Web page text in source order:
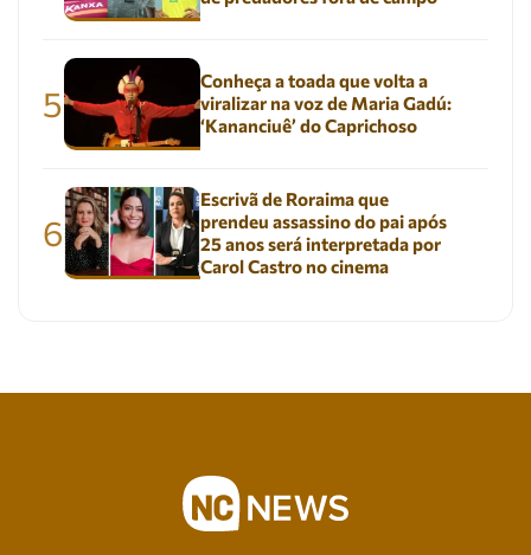
5
Conheça a toada que volta a
viralizar na voz de Maria Gadú:
‘Kananciuê’ do Caprichoso
6
Escrivã de Roraima que
prendeu assassino do pai após
25 anos será interpretada por
Carol Castro no cinema